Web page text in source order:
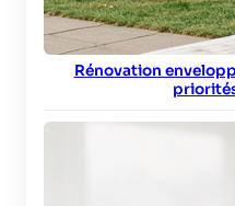
Rénovation